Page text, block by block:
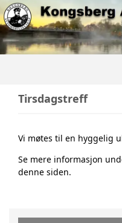
Tirsdagstreff
Vi møtes til en hyggelig
Se mere informasjon
denne siden.